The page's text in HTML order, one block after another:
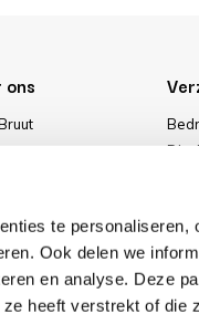
te
Ook delen we
en analyse. Deze
heeft verstrekt of die
ons